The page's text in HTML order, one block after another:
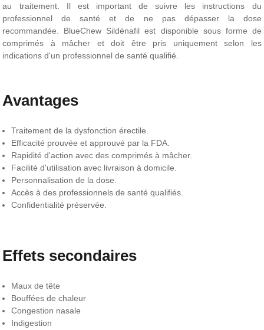
au traitement. Il est important de suivre les instructions du
professionnel de santé et de ne pas dépasser la dose
recommandée. BlueChew Sildénafil est disponible sous forme de
comprimés à mâcher et doit être pris uniquement selon les
indications d'un professionnel de santé qualifié.
Avantages
Traitement de la dysfonction érectile.
Efficacité prouvée et approuvé par la FDA.
Rapidité d'action avec des comprimés à mâcher.
Facilité d'utilisation avec livraison à domicile.
Personnalisation de la dose.
Accès à des professionnels de santé qualifiés.
Confidentialité préservée.
Effets secondaires
Maux de tête
Bouffées de chaleur
Congestion nasale
Indigestion